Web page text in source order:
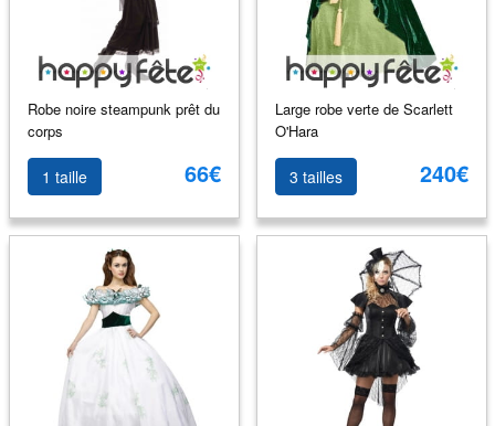
Robe noire steampunk prêt du
corps
1 taille 66€
Large robe verte de Scarlett
O'Hara
3 tailles 240€